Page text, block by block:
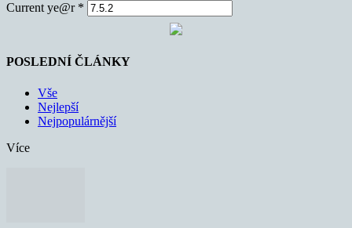
Current ye@r *
POSLEDNÍ ČLÁNKY
Vše
Nejlepší
Nejpopulárnější
Více